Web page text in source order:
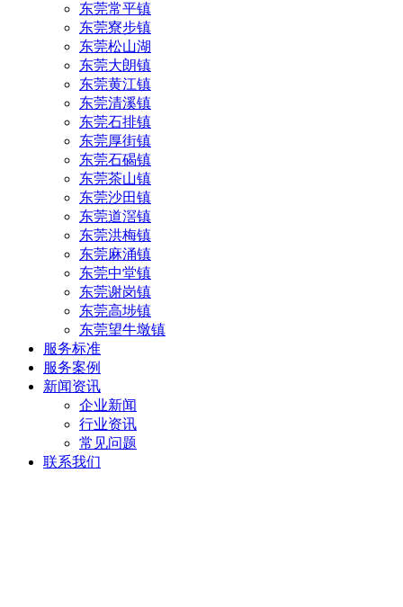
东莞常平镇
东莞寮步镇
东莞松山湖
东莞大朗镇
东莞黄江镇
东莞清溪镇
东莞石排镇
东莞厚街镇
东莞石碣镇
东莞茶山镇
东莞沙田镇
东莞道滘镇
东莞洪梅镇
东莞麻涌镇
东莞中堂镇
东莞谢岗镇
东莞高埗镇
东莞望牛墩镇
服务标准
服务案例
新闻资讯
企业新闻
行业资讯
常见问题
联系我们